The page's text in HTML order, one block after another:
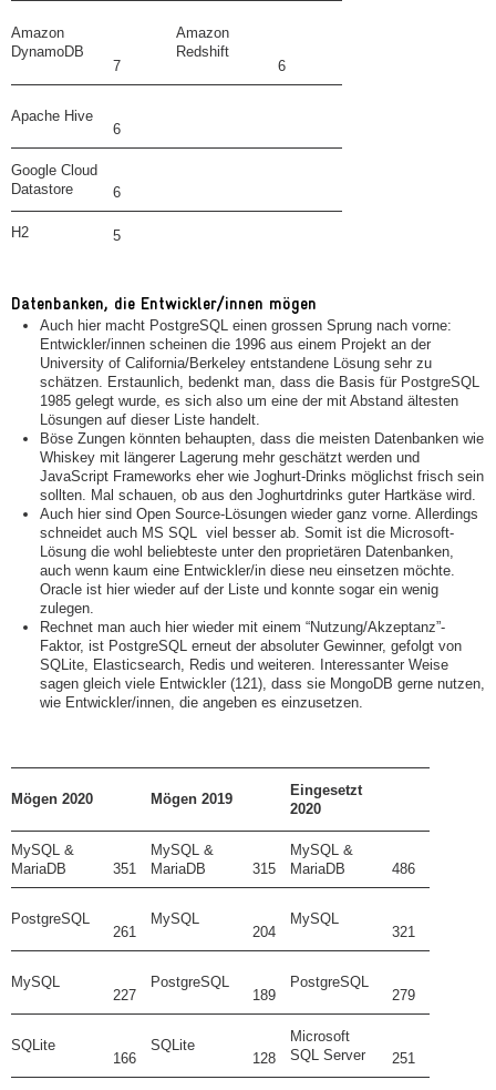
Amazon
DynamoDB
7
Amazon
Redshift
6
Apache Hive
6
Google Cloud
Datastore
6
H2 5
Datenbanken, die Entwickler/innen mögen
Auch hier macht PostgreSQL einen grossen Sprung nach vorne:
Entwickler/innen scheinen die 1996 aus einem Projekt an der
University of California/Berkeley entstandene Lösung sehr zu
schätzen. Erstaunlich, bedenkt man, dass die Basis für PostgreSQL
1985 gelegt wurde, es sich also um eine der mit Abstand ältesten
Lösungen auf dieser Liste handelt.
Böse Zungen könnten behaupten, dass die meisten Datenbanken wie
Whiskey mit längerer Lagerung mehr geschätzt werden und
JavaScript Frameworks eher wie Joghurt-Drinks möglichst frisch sein
sollten. Mal schauen, ob aus den Joghurtdrinks guter Hartkäse wird.
Auch hier sind Open Source-Lösungen wieder ganz vorne. Allerdings
schneidet auch MS SQL viel besser ab. Somit ist die Microsoft-
Lösung die wohl beliebteste unter den proprietären Datenbanken,
auch wenn kaum eine Entwickler/in diese neu einsetzen möchte.
Oracle ist hier wieder auf der Liste und konnte sogar ein wenig
zulegen.
Rechnet man auch hier wieder mit einem “Nutzung/Akzeptanz”-
Faktor, ist PostgreSQL erneut der absoluter Gewinner, gefolgt von
SQLite, Elasticsearch, Redis und weiteren. Interessanter Weise
sagen gleich viele Entwickler (121), dass sie MongoDB gerne nutzen,
wie Entwickler/innen, die angeben es einzusetzen.
Mögen 2020 Mögen 2019
Eingesetzt
2020
MySQL &
MariaDB
351
MySQL &
MariaDB
315
MySQL &
MariaDB
486
PostgreSQL
261
MySQL
204
MySQL
321
MySQL
227
PostgreSQL
189
PostgreSQL
279
SQLite
166
SQLite
128
Microsoft
SQL Server
251